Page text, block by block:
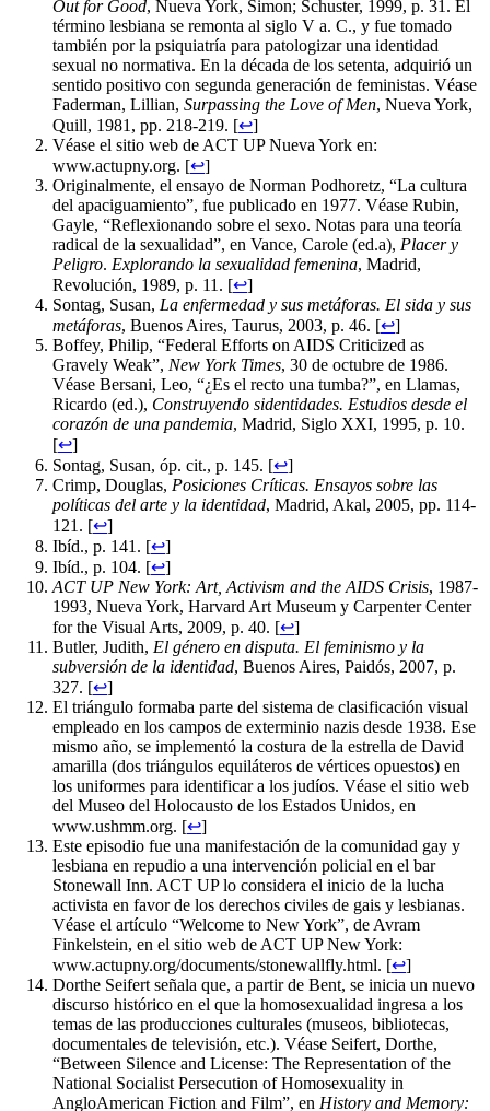
Out for Good, Nueva York, Simon; Schuster, 1999, p. 31. El
término lesbiana se remonta al siglo V a. C., y fue tomado
también por la psiquiatría para patologizar una identidad
sexual no normativa. En la década de los setenta, adquirió un
sentido positivo con segunda generación de feministas. Véase
Faderman, Lillian, Surpassing the Love of Men, Nueva York,
Quill, 1981, pp. 218-219. [↩]
Véase el sitio web de ACT UP Nueva York en:
www.actupny.org. [↩]
Originalmente, el ensayo de Norman Podhoretz, “La cultura
del apaciguamiento”, fue publicado en 1977. Véase Rubin,
Gayle, “Reflexionando sobre el sexo. Notas para una teoría
radical de la sexualidad”, en Vance, Carole (ed.a), Placer y
Peligro. Explorando la sexualidad femenina, Madrid,
Revolución, 1989, p. 11. [↩]
Sontag, Susan, La enfermedad y sus metáforas. El sida y sus
metáforas, Buenos Aires, Taurus, 2003, p. 46. [↩]
Boffey, Philip, “Federal Efforts on AIDS Criticized as
Gravely Weak”, New York Times, 30 de octubre de 1986.
Véase Bersani, Leo, “¿Es el recto una tumba?”, en Llamas,
Ricardo (ed.), Construyendo sidentidades. Estudios desde el
corazón de una pandemia, Madrid, Siglo XXI, 1995, p. 10.
[↩]
Sontag, Susan, óp. cit., p. 145. [↩]
Crimp, Douglas, Posiciones Críticas. Ensayos sobre las
políticas del arte y la identidad, Madrid, Akal, 2005, pp. 114-
121. [↩]
Ibíd., p. 141. [↩]
Ibíd., p. 104. [↩]
ACT UP New York: Art, Activism and the AIDS Crisis, 1987-
1993, Nueva York, Harvard Art Museum y Carpenter Center
for the Visual Arts, 2009, p. 40. [↩]
Butler, Judith, El género en disputa. El feminismo y la
subversión de la identidad, Buenos Aires, Paidós, 2007, p.
327. [↩]
El triángulo formaba parte del sistema de clasificación visual
empleado en los campos de exterminio nazis desde 1938. Ese
mismo año, se implementó la costura de la estrella de David
amarilla (dos triángulos equiláteros de vértices opuestos) en
los uniformes para identificar a los judíos. Véase el sitio web
del Museo del Holocausto de los Estados Unidos, en
www.ushmm.org. [↩]
Este episodio fue una manifestación de la comunidad gay y
lesbiana en repudio a una intervención policial en el bar
Stonewall Inn. ACT UP lo considera el inicio de la lucha
activista en favor de los derechos civiles de gais y lesbianas.
Véase el artículo “Welcome to New York”, de Avram
Finkelstein, en el sitio web de ACT UP New York:
www.actupny.org/documents/stonewallfly.html. [↩]
Dorthe Seifert señala que, a partir de Bent, se inicia un nuevo
discurso histórico en el que la homosexualidad ingresa a los
temas de las producciones culturales (museos, bibliotecas,
documentales de televisión, etc.). Véase Seifert, Dorthe,
“Between Silence and License: The Representation of the
National Socialist Persecution of Homosexuality in
AngloAmerican Fiction and Film”, en History and Memory: